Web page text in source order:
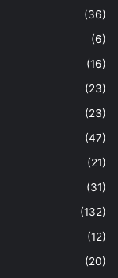
(36)
(6)
(16)
(23)
(23)
(47)
(21)
(31)
(132)
(12)
(20)